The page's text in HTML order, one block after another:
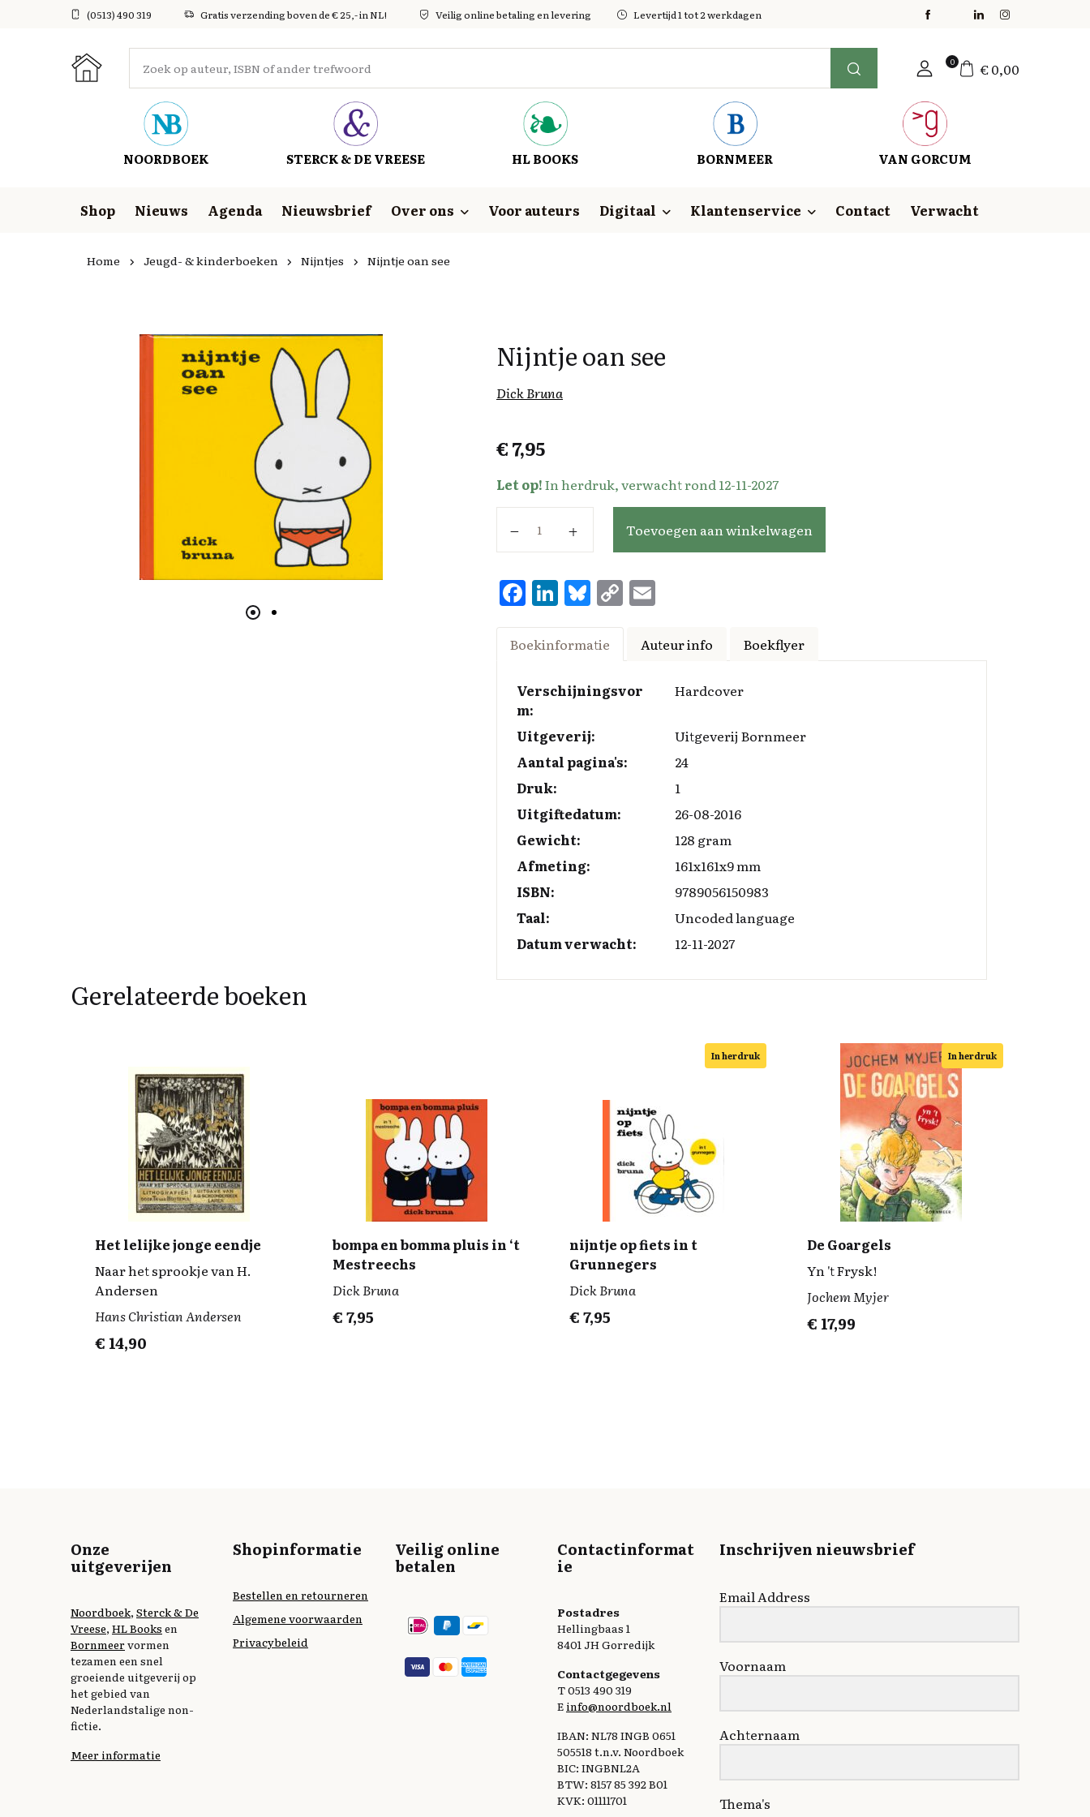
(0513) 490 319 Gratis verzending boven de € 25,- in NL! Veilig online betaling en levering Levertijd 1 tot 2 werkdagen
0 €0,00
NOORDBOEK STERCK & DE VREESE HL BOOKS BORNMEER VAN GORCUM
Shop Nieuws Agenda Nieuwsbrief Over ons Voor auteurs Digitaal Klantenservice Contact Verwacht
Home Jeugd- & kinderboeken Nijntjes Nijntje oan see
Nijntje oan see
Dick Bruna
€7,95
Let op!In herdruk, verwacht rond 12-11-2027
Toevoegen aan winkelwagen
F
a
ce
o
o
k
Li
n
k
d
n
Bl
u
es
y
C
o
y
Li
ai
Boekinformatie Auteur info Boekflyer
Verschijningsvor
m:
Hardcover
Uitgeverij:
Uitgeverij Bornmeer
Aantal pagina's:
24
Druk:
1
Uitgiftedatum:
26-08-2016
Gewicht:
128 gram
Afmeting:
161x161x9 mm
ISBN:
9789056150983
Taal:
Uncoded language
Datum verwacht:
12-11-2027
Gerelateerde boeken
Het lelijke jonge eendje
Naar het sprookje van H.
Andersen
Hans Christian Andersen
€ 14,90
bompa en bomma pluis in ‘t
Mestreechs
Dick Bruna
€7,95
In herdruk
nijntje op fiets in t
Grunnegers
Dick Bruna
€7,95
In herdruk
De Goargels
Yn 't Frysk!
Jochem Myjer
€ 17,99
Onze
uitgeverijen
Noordboek, Sterck & De
Vreese, HL Books en
Bornmeervormen
tezamen een snel
groeiende uitgeverij op
het gebied van
Nederlandstalige non-
fictie.
Meer informatie
Shopinformatie
Bestellen en retourneren
Algemene voorwaarden
Privacybeleid
Veilig online
betalen
Contactinformat
ie
Postadres
Hellingbaas 1
8401 JH Gorredijk
Contactgegevens
T 0513 490 319
E info@noordboek.nl
IBAN: NL78 INGB 0651
505518 t.n.v. Noordboek
BIC: INGBNL2A
BTW: 8157 85 392 B01
KVK: 01111701
Inschrijven nieuwsbrief
Email Address
Voornaam
Achternaam
Thema's